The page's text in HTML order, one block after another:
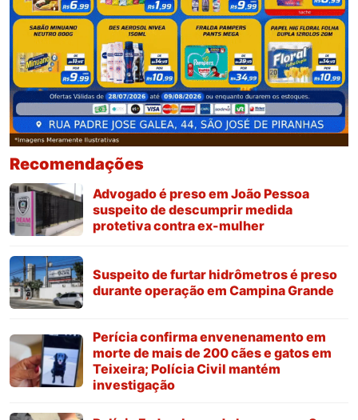
Recomendações
Advogado é preso em João Pessoa
suspeito de descumprir medida
protetiva contra ex-mulher
Suspeito de furtar hidrômetros é preso
durante operação em Campina Grande
Perícia confirma envenenamento em
morte de mais de 200 cães e gatos em
Teixeira; Polícia Civil mantém
investigação